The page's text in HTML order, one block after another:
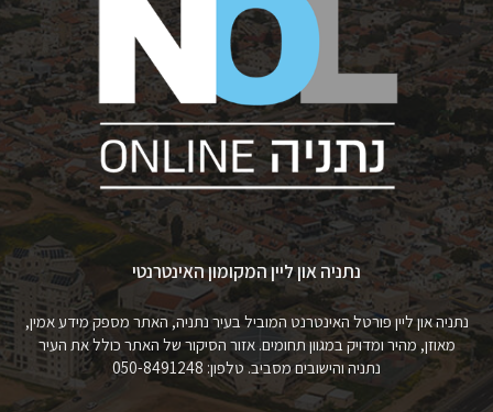
נתניה און ליין המקומון האינטרנטי
נתניה און ליין פורטל האינטרנט המוביל בעיר נתניה, האתר מספק מידע אמין,
מאוזן, מהיר ומדויק במגוון תחומים. אזור הסיקור של האתר כולל את העיר
נתניה והישובים מסביב. טלפון: 050-8491248